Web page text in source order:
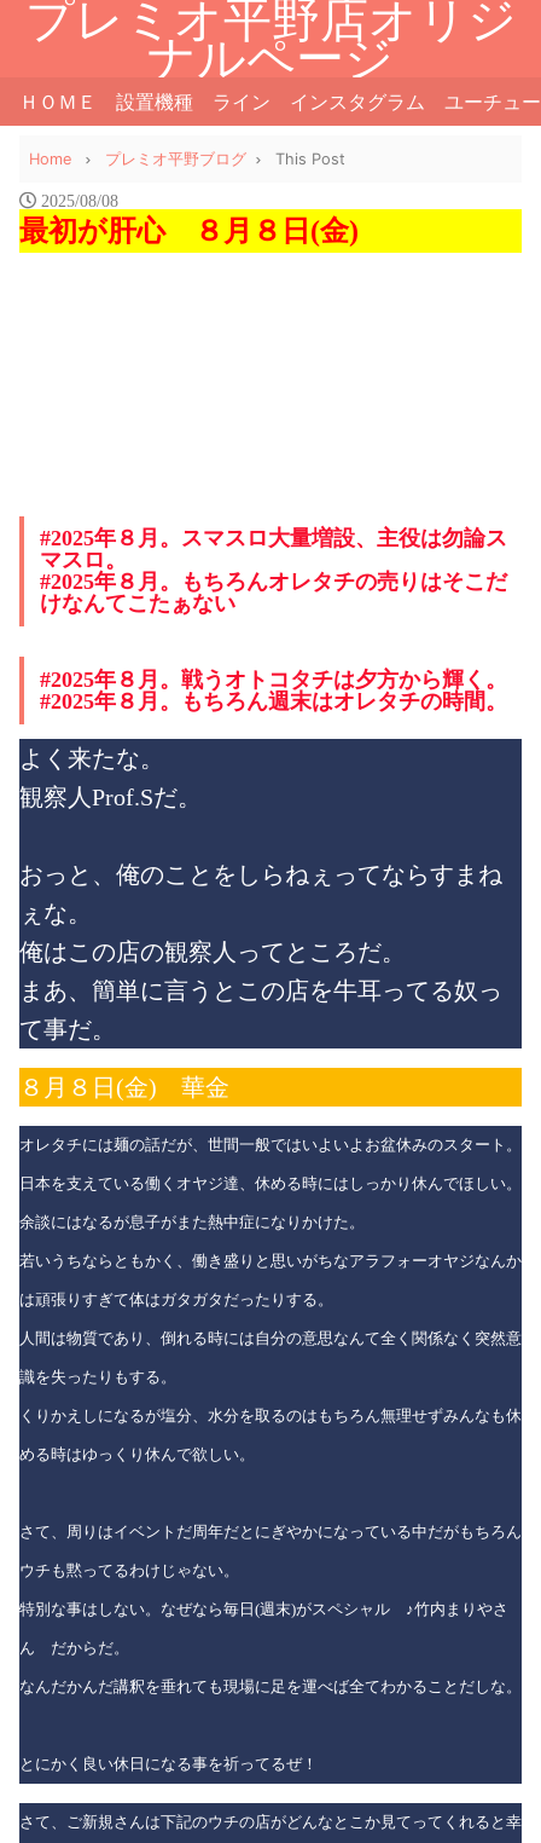
プレミオ平野店オリジ
ナルページ
ＨＯＭＥ 設置機種 ライン インスタグラム ユーチュ
Home プレミオ平野ブログ This Post
2025/08/08
最初が肝心 ８月８日(金)
#2025年８月。スマスロ大量増設、主役は勿論ス
マスロ。
#2025年８月。もちろんオレタチの売りはそこだ
けなんてこたぁない
#2025年８月。戦うオトコタチは夕方から輝く。
#2025年８月。もちろん週末はオレタチの時間。
よく来たな。
観察人Prof.Sだ。
おっと、俺のことをしらねぇってならすまね
ぇな。
俺はこの店の観察人ってところだ。
まあ、簡単に言うとこの店を牛耳ってる奴っ
て事だ。
８月８日(金) 華金
オレタチには麺の話だが、世間一般ではいよいよお盆休みのスタート。
日本を支えている働くオヤジ達、休める時にはしっかり休んでほしい。
余談にはなるが息子がまた熱中症になりかけた。
若いうちならともかく、働き盛りと思いがちなアラフォーオヤジなんか
は頑張りすぎて体はガタガタだったりする。
人間は物質であり、倒れる時には自分の意思なんて全く関係なく突然意
識を失ったりもする。
くりかえしになるが塩分、水分を取るのはもちろん無理せずみんなも休
める時はゆっくり休んで欲しい。
さて、周りはイベントだ周年だとにぎやかになっている中だがもちろん
ウチも黙ってるわけじゃない。
特別な事はしない。なぜなら毎日(週末)がスペシャル ♪竹内まりやさ
ん だからだ。
なんだかんだ講釈を垂れても現場に足を運べば全てわかることだしな。
とにかく良い休日になる事を祈ってるぜ！
さて、ご新規さんは下記のウチの店がどんなとこか見てってくれると幸